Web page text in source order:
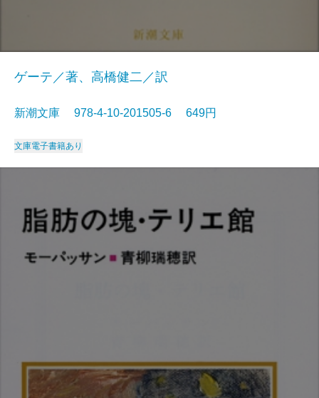
ゲーテ／著、高橋健二／訳
新潮文庫 978-4-10-201505-6 649円
文庫電子書籍あり